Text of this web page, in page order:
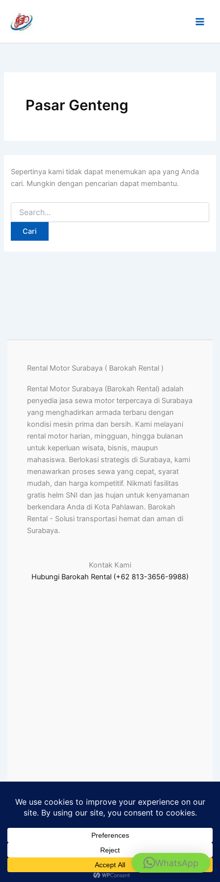
konten
Pasar Genteng
Sepertinya kami tidak dapat menemukan apa yang Anda
cari. Mungkin dengan pencarian dapat membantu.
untuk:
Rental Motor Surabaya ( Barokah Rental )
Rental Motor Surabaya (Barokah Rental) adalah
penyedia jasa sewa motor terpercaya di Surabaya
yang menghadirkan armada terbaru dengan
kondisi mesin prima dan bersih. Kami melayani
rental motor harian, mingguan, hingga bulanan
untuk keperluan wisata, bisnis, maupun
mahasiswa. Berlokasi strategis di Surabaya, kami
menawarkan proses sewa yang cepat, syarat
mudah, dan harga kompetitif. Nikmati fasilitas
gratis helm SNI dan jas hujan untuk kenyamanan
berkendara Anda di Kota Pahlawan. Barokah
Rental - Solusi transportasi hemat dan aman di
Surabaya.
Kontak Kami
Hubungi Barokah Rental (+62 813-3656-9988)
Rental Motor Surabaya - Barokah Rental
WhatsApp